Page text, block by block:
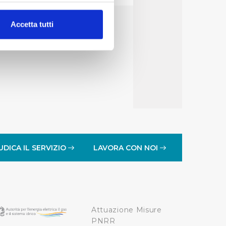
(impronte
che l’Utente ha fornito
i singoli cookie
Accetta tutti
IL SERVIZIO LAVORA CON NOI
Attuazione Misure
PNRR